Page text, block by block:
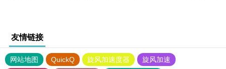
友情链接
网站地图 QuickQ 旋风加速度器
旋风加速